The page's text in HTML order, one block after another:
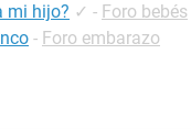
mi hijo? ✓ - Foro bebés
- Foro embarazo